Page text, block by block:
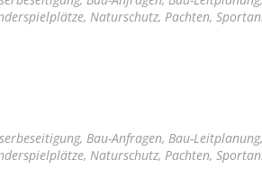
Naturschutz, Pachten,
Bau-Anfragen, Bau-
Naturschutz, Pachten,